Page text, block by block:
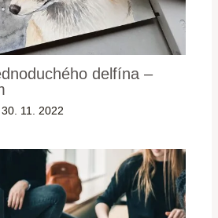
delfína –
30. 11. 2022